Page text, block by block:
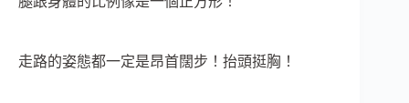
走路的姿態都一定是昂首闊步！抬頭挺胸！